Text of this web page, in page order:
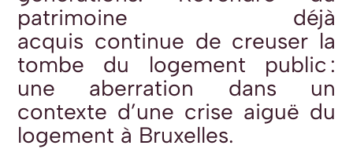
patrimoine déjà
acquis continue de creuser la
tombe du logement public :
une aberration dans un
contexte d’une crise aiguë du
logement à Bruxelles.